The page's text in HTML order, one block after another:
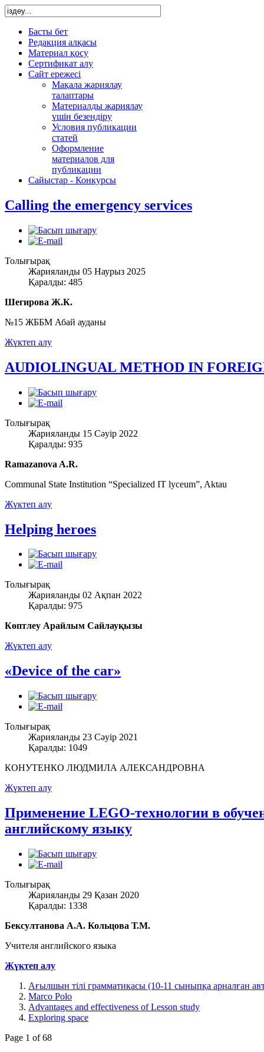
Басты бет
Редакция алқасы
Материал қосу
Сертификат алу
Сайт ережесі
Мақала жариялау
талаптары
Материалды жариялау
үшін безендіру
Условия публикации
статей
Оформление
материалов для
публикации
Сайыстар - Конкурсы
Calling the emergency services
Толығырақ
Жарияланды 05 Наурыз 2025
Қаралды: 485
Шегирова Ж.К.
№15 ЖББМ Абай ауданы
Жүктеп алу
AUDIOLINGUAL METHOD IN
Толығырақ
Жарияланды 15 Сәуір 2022
Қаралды: 935
Ramazanova A.R.
Communal State Institution “Specialized IT lyceum”, Aktau
Жүктеп алу
Helping heroes
Толығырақ
Жарияланды 02 Ақпан 2022
Қаралды: 975
Көптлеу Арайлым Сайлауқызы
Жүктеп алу
«Device of the car»
Толығырақ
Жарияланды 23 Сәуір 2021
Қаралды: 1049
КОНУТЕНКО ЛЮДМИЛА АЛЕКСАНДРОВНА
Жүктеп алу
Применение LEGO-технологии в
английскому языку
Толығырақ
Жарияланды 29 Қазан 2020
Қаралды: 1338
Бексултанова А.А. Кольцова Т.М.
Учителя английского языка
Жүктеп алу
Ағылшын тілі грамматикасы (10-11 сыныпқа арналған
Marco Polo
Advantages and effectiveness of Lesson study
Exploring space
Page 1 of 68